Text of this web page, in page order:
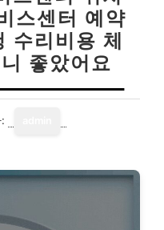
스센터 예약
수리비용 체
좋았어요